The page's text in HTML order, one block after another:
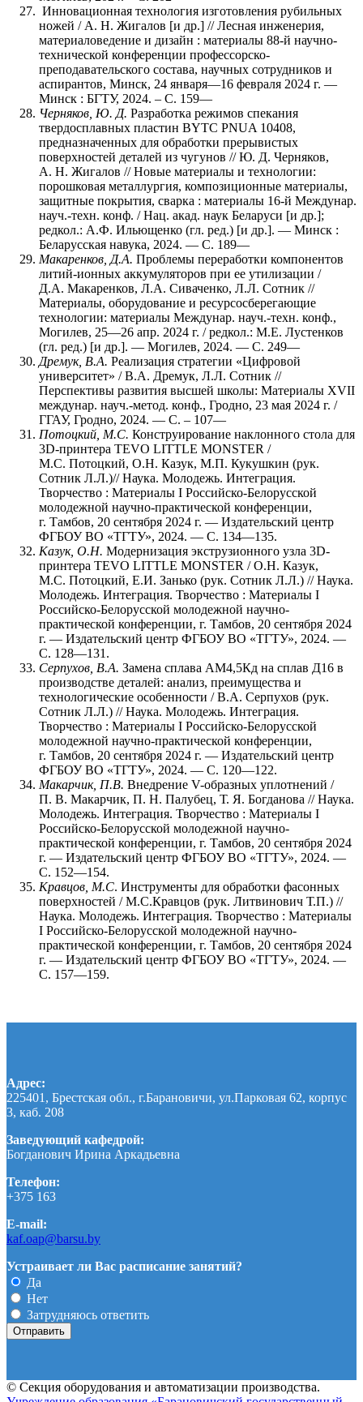
Инновационная технология изготовления рубильных
ножей / А. Н. Жигалов [и др.] // Лесная инженерия,
материаловедение и дизайн : материалы 88-й научно-
технической конференции профессорско-
преподавательского состава, научных сотрудников и
аспирантов, Минск, 24 января—16 февраля 2024 г. —
Минск : БГТУ, 2024. – С. 159—
Черняков, Ю. Д. Разработка режимов спекания
твердосплавных пластин BYTC PNUA 10408,
предназначенных для обработки прерывистых
поверхностей деталей из чугунов // Ю. Д. Черняков,
А. Н. Жигалов // Новые материалы и технологии:
порошковая металлургия, композиционные материалы,
защитные покрытия, сварка : материалы 16-й Междунар.
науч.-техн. конф. / Нац. акад. наук Беларуси [и др.];
редкол.: А.Ф. Ильющенко (гл. ред.) [и др.]. — Минск :
Беларусская навука, 2024. — С. 189—
Макаренков, Д.А. Проблемы переработки компонентов
литий-ионных аккумуляторов при ее утилизации /
Д.А. Макаренков, Л.А. Сиваченко, Л.Л. Сотник //
Материалы, оборудование и ресурсосберегающие
технологии: материалы Междунар. науч.-техн. конф.,
Могилев, 25—26 апр. 2024 г. / редкол.: М.Е. Лустенков
(гл. ред.) [и др.]. — Могилев, 2024. — С. 249—
Дремук, В.А. Реализация стратегии «Цифровой
университет» / В.А. Дремук, Л.Л. Сотник //
Перспективы развития высшей школы: Материалы XVII
междунар. науч.-метод. конф., Гродно, 23 мая 2024 г. /
ГГАУ, Гродно, 2024. — С. – 107—
Потоцкий, М.С. Конструирование наклонного стола для
3D-принтера TEVO LITTLE MONSTER /
М.С. Потоцкий, О.Н. Казук, М.П. Кукушкин (рук.
Сотник Л.Л.)// Наука. Молодежь. Интеграция.
Творчество : Материалы I Российско-Белорусской
молодежной научно-практической конференции,
г. Тамбов, 20 сентября 2024 г. — Издательский центр
ФГБОУ ВО «ТГТУ», 2024. — С. 134—135.
Казук, О.Н. Модернизация экструзионного узла 3D-
принтера TEVO LITTLE MONSTER / О.Н. Казук,
М.С. Потоцкий, Е.И. Занько (рук. Сотник Л.Л.) // Наука.
Молодежь. Интеграция. Творчество : Материалы I
Российско-Белорусской молодежной научно-
практической конференции, г. Тамбов, 20 сентября 2024
г. — Издательский центр ФГБОУ ВО «ТГТУ», 2024. —
С. 128—131.
Серпухов, В.А. Замена сплава АМ4,5Кд на сплав Д16 в
производстве деталей: анализ, преимущества и
технологические особенности / В.А. Серпухов (рук.
Сотник Л.Л.) // Наука. Молодежь. Интеграция.
Творчество : Материалы I Российско-Белорусской
молодежной научно-практической конференции,
г. Тамбов, 20 сентября 2024 г. — Издательский центр
ФГБОУ ВО «ТГТУ», 2024. — С. 120—122.
Макарчик, П.В. Внедрение V-образных уплотнений /
П. В. Макарчик, П. Н. Палубец, Т. Я. Богданова // Наука.
Молодежь. Интеграция. Творчество : Материалы I
Российско-Белорусской молодежной научно-
практической конференции, г. Тамбов, 20 сентября 2024
г. — Издательский центр ФГБОУ ВО «ТГТУ», 2024. —
С. 152—154.
Кравцов, М.С. Инструменты для обработки фасонных
поверхностей / М.С.Кравцов (рук. Литвинович Т.П.) //
Наука. Молодежь. Интеграция. Творчество : Материалы
I Российско-Белорусской молодежной научно-
практической конференции, г. Тамбов, 20 сентября 2024
г. — Издательский центр ФГБОУ ВО «ТГТУ», 2024. —
С. 157—159.
Адрес:
225401, Брестская обл., г.Барановичи, ул.Парковая 62, корпус
3, каб. 208
Заведующий кафедрой:
Богданович Ирина Аркадьевна
Телефон:
+375 163
E-mail:
kaf.oap@barsu.by
Устраивает ли Вас расписание занятий?
Да
Нет
Затрудняюсь ответить
© Секция оборудования и автоматизации производства.